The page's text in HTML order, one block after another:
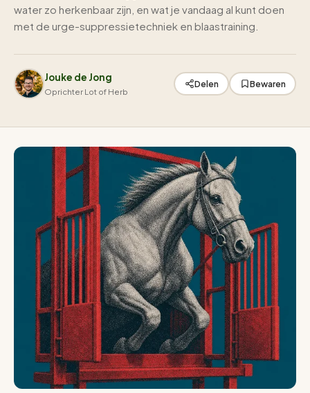
water zo herkenbaar zijn, en wat je vandaag al kunt doen
met de urge-suppressietechniek en blaastraining.
Jouke de Jong
Oprichter Lot of Herb
Delen Bewaren